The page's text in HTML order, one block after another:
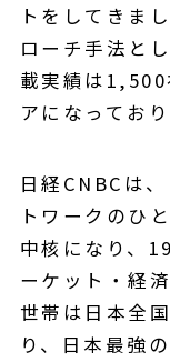
トをしてきま
ローチ手法と
載実績は1,500
アになっており
日経CNBCは
トワークのひ
中核になり、
ーケット・経
世帯は日本全
り、日本最強